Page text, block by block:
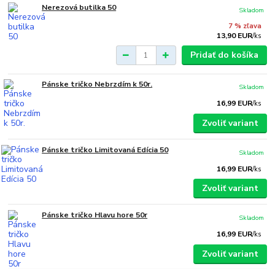
Nerezová butilka 50
7 % zľava
13,90 EUR/ks
Skladom
Pridať do košíka
Pánske tričko Nebrzdím k 50r.
16,99 EUR/ks
Skladom
Zvoliť variant
Pánske tričko Limitovaná Edícia 50
16,99 EUR/ks
Skladom
Zvoliť variant
Pánske tričko Hlavu hore 50r
16,99 EUR/ks
Skladom
Zvoliť variant